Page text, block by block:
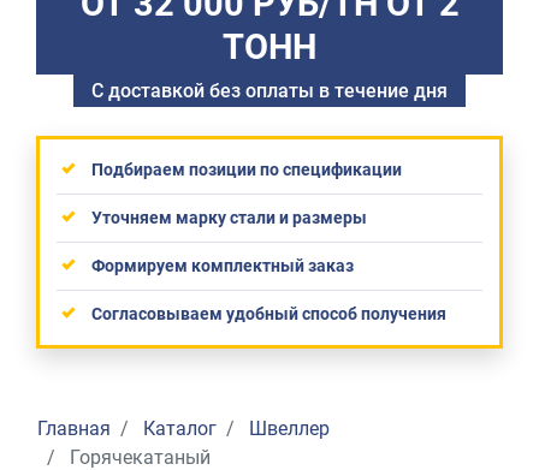
ТОНН
С доставкой без оплаты в течение дня
Подбираем позиции по спецификации
Уточняем марку стали и размеры
Формируем комплектный заказ
Согласовываем удобный способ получения
Главная Каталог
Швеллер
Горячекатаный